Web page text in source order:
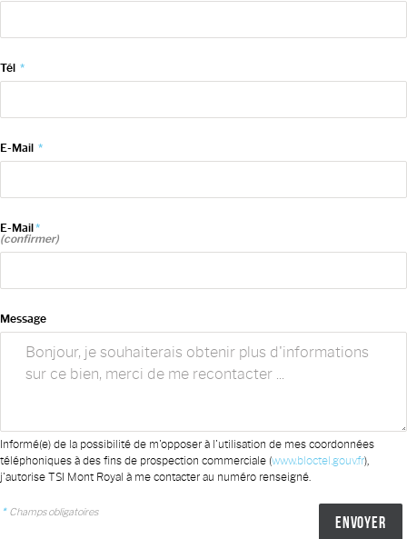
Tél *
E-Mail *
E-Mail*
(confirmer)
Message
Informé(e) de la possibilité de m'opposer à l'utilisation de mes coordonnées
téléphoniques à des fins de prospection commerciale (www.bloctel.gouv.fr),
j'autorise TSI Mont Royal à me contacter au numéro renseigné.
* Champs obligatoires